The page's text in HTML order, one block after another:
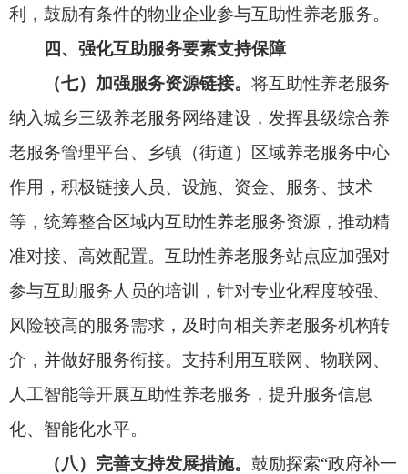
基层老年协会组织低龄健康老年人为高龄、失能、
残疾老年人提供代买代办、寻医送药、探访关爱、
助餐助洁、精神慰藉等服务。支持各地创新社区、
社会组织、社会工作专业人员、社区志愿者联动机
制，促进供需对接、资源共享。鼓励和引导公益慈
助性养老服务。
五、加强组织实施
（十）发挥村（居）民委员会作用。村（居）
民委员会根据需要设老年人和妇女儿童工作委员
会，积极组织或者引导村（社区）居民开展 互助性
的组织或个人可采取适当方式给予表扬激励。支持
将互助性养老服务相关内容纳入村规民约、居民公
约，培育互助文化。
（十一）促进互助服务规范化发展。地方各级